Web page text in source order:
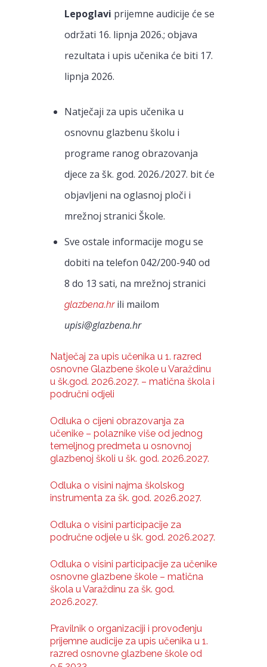
Lepoglavi prijemne audicije će se
održati 16. lipnja 2026.; objava
rezultata i upis učenika će biti 17.
lipnja 2026.
Natječaji za upis učenika u
osnovnu glazbenu školu i
programe ranog obrazovanja
djece za šk. god. 2026./2027. bit će
objavljeni na oglasnoj ploči i
mrežnoj stranici Škole.
Sve ostale informacije mogu se
dobiti na telefon 042/200-940 od
8 do 13 sati, na mrežnoj stranici
glazbena.hrili mailom
upisi@glazbena.hr
Natječaj za upis učenika u 1. razred
osnovne Glazbene škole u Varaždinu
u šk.god. 2026.2027. – matična škola i
područni odjeli
Odluka o cijeni obrazovanja za
učenike – polaznike više od jednog
temeljnog predmeta u osnovnoj
glazbenoj školi u šk. god. 2026.2027.
Odluka o visini najma školskog
instrumenta za šk. god. 2026.2027.
Odluka o visini participacije za
područne odjele u šk. god. 2026.2027.
Odluka o visini participacije za učenike
osnovne glazbene škole – matična
škola u Varaždinu za šk. god.
2026.2027.
Pravilnik o organizaciji i provođenju
prijemne audicije za upis učenika u 1.
razred osnovne glazbene škole od